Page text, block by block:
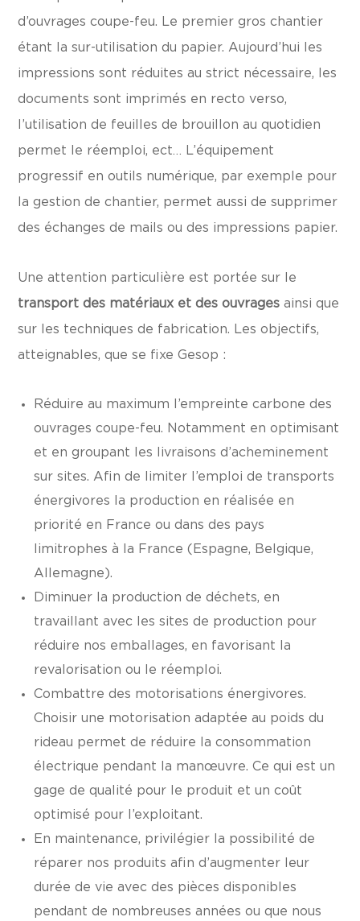
d’ouvrages coupe-feu. Le premier gros chantier
étant la sur-utilisation du papier. Aujourd’hui les
impressions sont réduites au strict nécessaire, les
documents sont imprimés en recto verso,
l’utilisation de feuilles de brouillon au quotidien
permet le réemploi, ect… L’équipement
progressif en outils numérique, par exemple pour
la gestion de chantier, permet aussi de supprimer
des échanges de mails ou des impressions papier.
Une attention particulière est portée sur le
transport des matériaux et des ouvrages ainsi que
sur les techniques de fabrication. Les objectifs,
atteignables, que se fixe Gesop :
Réduire au maximum l’empreinte carbone des
ouvrages coupe-feu. Notamment en optimisant
et en groupant les livraisons d’acheminement
sur sites. Afin de limiter l’emploi de transports
énergivores la production en réalisée en
priorité en France ou dans des pays
limitrophes à la France (Espagne, Belgique,
Allemagne).
Diminuer la production de déchets, en
travaillant avec les sites de production pour
réduire nos emballages, en favorisant la
revalorisation ou le réemploi.
Combattre des motorisations énergivores.
Choisir une motorisation adaptée au poids du
rideau permet de réduire la consommation
électrique pendant la manœuvre. Ce qui est un
gage de qualité pour le produit et un coût
optimisé pour l’exploitant.
En maintenance, privilégier la possibilité de
réparer nos produits afin d’augmenter leur
durée de vie avec des pièces disponibles
pendant de nombreuses années ou que nous